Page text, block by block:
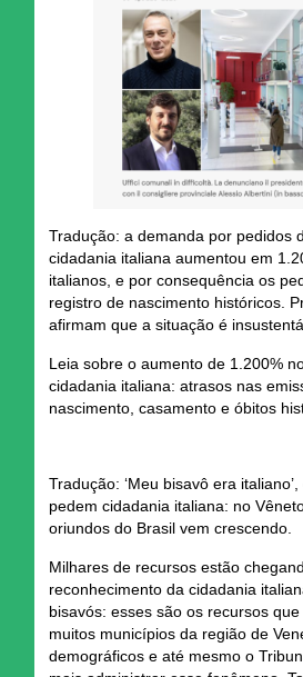
Tradução: a demanda por pedidos
cidadania italiana aumentou em
italianos, e por consequência os
registro de nascimento históricos.
afirmam que a situação é
Leia sobre o aumento de 1.200%
cidadania italiana: atrasos nas
nascimento, casamento e óbitos
Tradução: ‘Meu bisavô era
pedem cidadania italiana: no
oriundos do Brasil vem crescendo.
Milhares de recursos estão
reconhecimento da cidadania
bisavós: esses são os recursos
muitos municípios da região de
demográficos e até mesmo o